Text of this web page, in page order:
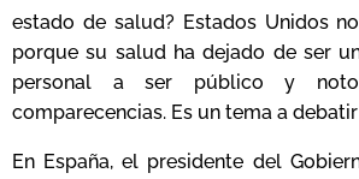
estado de salud? Estados Unidos
porque su salud ha dejado de ser
personal a ser público y
comparecencias. Es un tema a
En España, el presidente del